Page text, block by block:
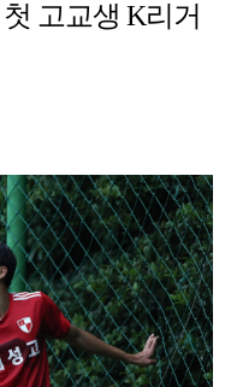
고교생 K리거